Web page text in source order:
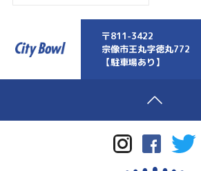
〒811-3422
宗像市王丸字徳丸772
【駐車場あり】